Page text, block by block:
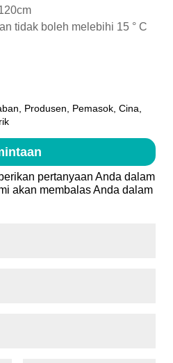
tidak boleh melebihi 15 ° C
Produsen, Pemasok, Cina,
pertanyaan Anda dalam
akan membalas Anda dalam